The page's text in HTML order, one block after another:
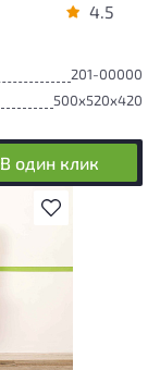
4.5
201-00000
500x520x420
В один клик
В избранное